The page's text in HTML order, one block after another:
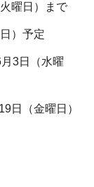
曜日）まで
）予定
3日（水曜
日（金曜日）